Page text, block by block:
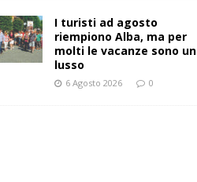
I turisti ad agosto
riempiono Alba, ma per
molti le vacanze sono un
lusso
6 Agosto 2026 0